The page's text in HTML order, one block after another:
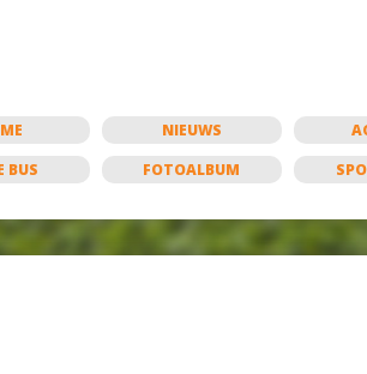
NIEUWS
BUS
FOTOALBUM